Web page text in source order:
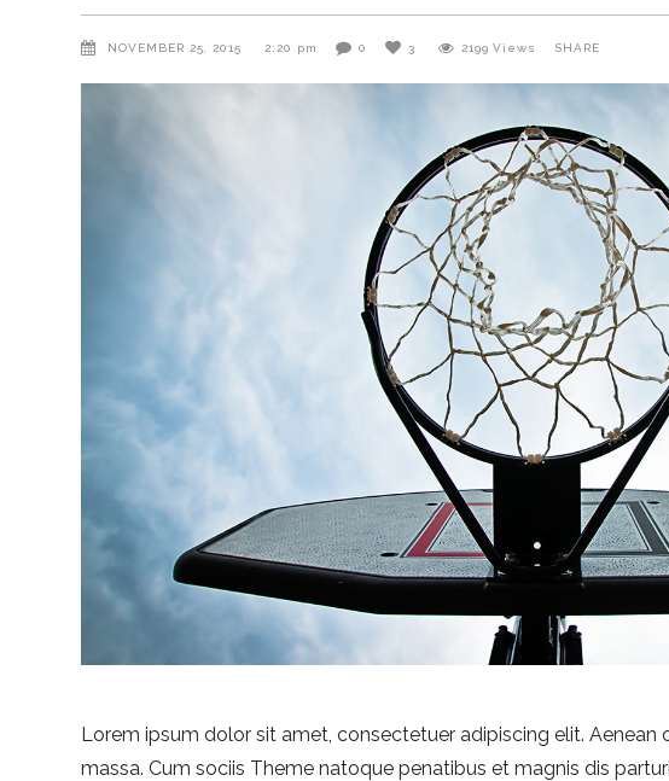
NOVEMBER 25, 2015 2:20 pm 0 3 2199 Views SHARE
Lorem ipsum dolor sit amet, consectetuer adipiscing elit. Aenean
massa. Cum sociis Theme natoque penatibus et magnis dis